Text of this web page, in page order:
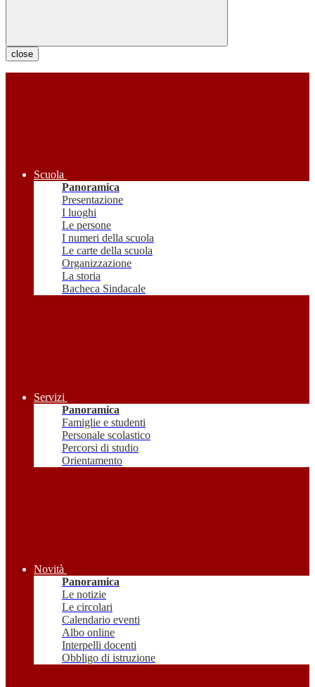
close
Scuola
Panoramica
Presentazione
I luoghi
Le persone
I numeri della scuola
Le carte della scuola
Organizzazione
La storia
Bacheca Sindacale
Servizi
Panoramica
Famiglie e studenti
Personale scolastico
Percorsi di studio
Orientamento
Novità
Panoramica
Le notizie
Le circolari
Calendario eventi
Albo online
Interpelli docenti
Obbligo di istruzione